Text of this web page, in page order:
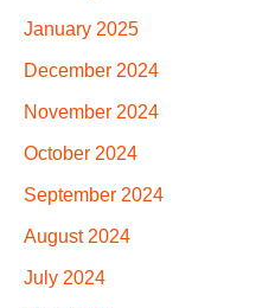
January 2025
December 2024
November 2024
October 2024
September 2024
August 2024
July 2024